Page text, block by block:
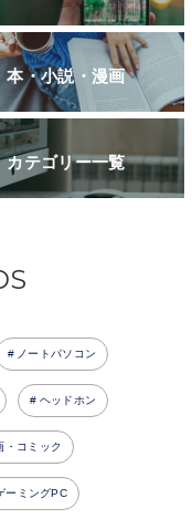
本・小説・漫画
カテゴリー一覧
ノートパソコン
ヘッドホン
・コミック
ーミングPC